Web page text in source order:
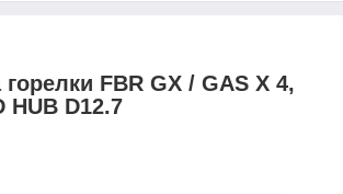
FBR GX / GAS X 4,
HUB D12.7